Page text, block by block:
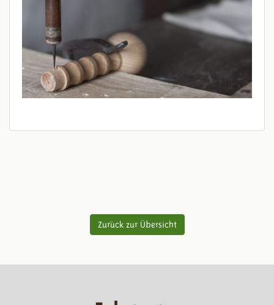
Zurück zur Übersicht